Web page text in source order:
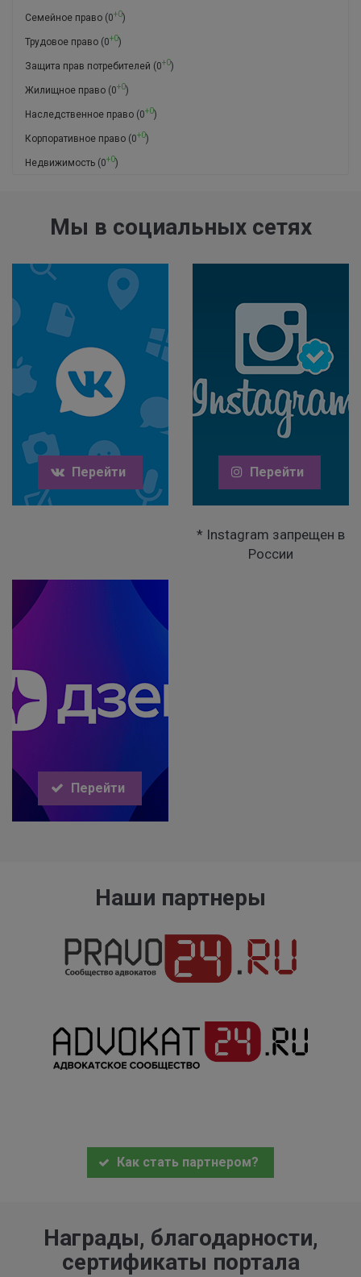
Семейное право (0+0)
Трудовое право (0+0)
Защита прав потребителей (0+0)
Жилищное право (0+0)
Наследственное право (0+0)
Корпоративное право (0+0)
Недвижимость (0+0)
Мы в социальных сетях
Перейти Перейти
* Instagram запрещен в
России
Перейти
Наши партнеры
Как стать партнером?
Награды, благодарности,
сертификаты портала